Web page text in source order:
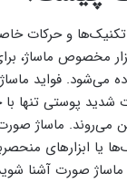
و حرکات
مخصوص ماساژ،
می‌شود. فواید
پوستی تنها با
می‌روند. ماساژ
یا ابزارهای
صورت آشنا